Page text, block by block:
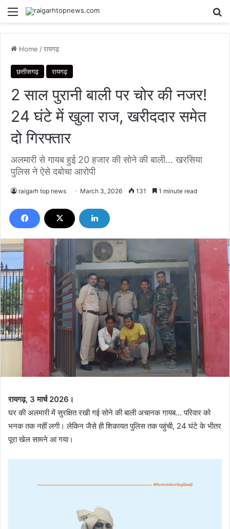
Menu
Home /रायगढ़
छत्तीसगढ़ रायगढ़
2 साल पुरानी बाली पर चोर की नजर!
24 घंटे में खुला राज, खरीददार समेत
दो गिरफ्तार
अलमारी से गायब हुई 20 हजार की सोने की बाली… खरसिया
पुलिस ने ऐसे दबोचा आरोपी
raigarh top news March 3, 2026 131 1 minute read
रायगढ़, 3 मार्च 2026।
घर की अलमारी में सुरक्षित रखी गई सोने की बाली अचानक गायब… परिवार को
भनक तक नहीं लगी। लेकिन जैसे ही शिकायत पुलिस तक पहुंची, 24 घंटे के भीतर
पूरा खेल सामने आ गया।